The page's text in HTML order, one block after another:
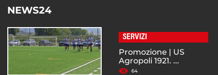
NEWS24
SERVIZI
Promozione | US
Agropoli 1921. ...
64